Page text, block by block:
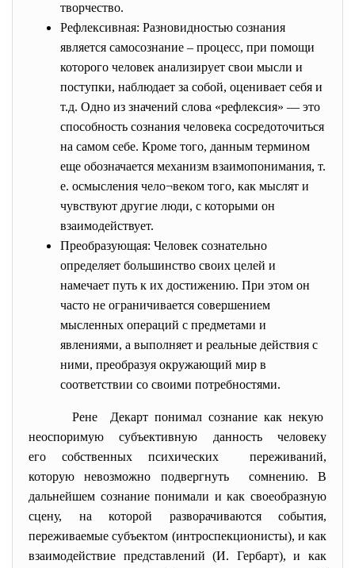
творчество.
Рефлексивная: Разновидностью сознания
является самосознание – процесс, при помощи
которого человек анализирует свои мысли и
поступки, наблюдает за собой, оценивает себя и
т.д. Одно из значений слова «рефлексия» — это
способность сознания человека сосредоточиться
на самом себе. Кроме того, данным термином
еще обозначается механизм взаимопонимания, т.
е. осмысления чело¬веком того, как мыслят и
чувствуют другие люди, с которыми он
взаимодействует.
Преобразующая: Человек сознательно
определяет большинство своих целей и
намечает путь к их достижению. При этом он
часто не ограничивается совершением
мысленных операций с предметами и
явлениями, а выполняет и реальные действия с
ними, преобразуя окружающий мир в
соответствии со своими потребностями.
Рене Декарт понимал сознание как некую
неоспоримую субъективную данность человеку
его собственных психических переживаний,
которую невозможно подвергнуть сомнению. В
дальнейшем сознание понимали и как своеобразную
сцену, на которой разворачиваются события,
переживаемые субъектом (интроспекционисты), и как
взаимодействие представлений (И. Гербарт), и как